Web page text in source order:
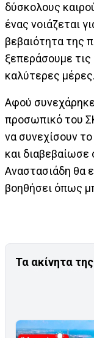
δύσκολους
ένας νοιάζεται
βεβαιότητα της
ξεπεράσουμε τις
καλύτερες μέρες.
Αφού συνεχάρηκε
προσωπικό του
να συνεχίσουν
και διαβεβαίωσε
Αναστασιάδη θα
βοηθήσει όπως
Τα ακίνητα